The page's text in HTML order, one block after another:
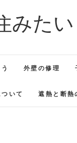
みたい
外壁の修理
いて 遮熱と断熱